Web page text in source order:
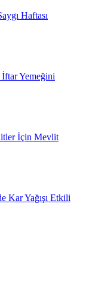
Haftası
Yemeğini
İçin Mevlit
Kar Yağışı Etkili